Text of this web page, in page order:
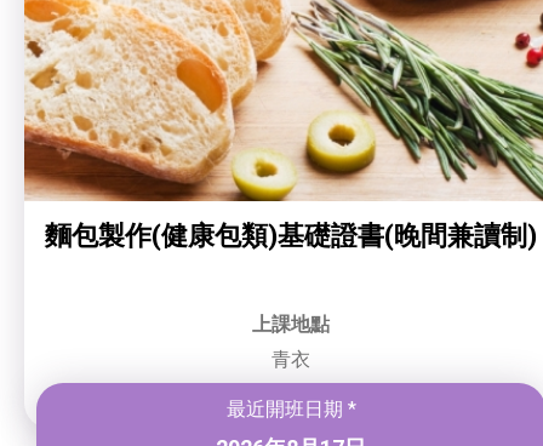
麵包製作(健康包類)基礎證書(晚間兼讀制)
上課地點
青衣
最近開班日期 *